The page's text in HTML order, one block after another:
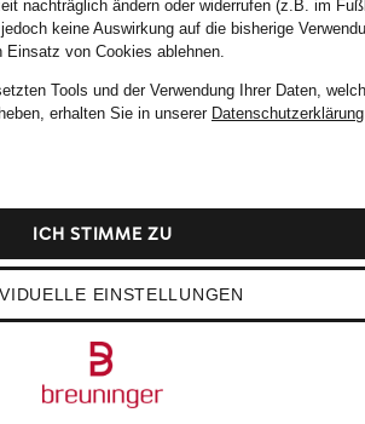
nachträglich ändern oder widerrufen (z.B. im
keine Auswirkung auf die bisherige
Einsatz von Cookies ablehnen.
Tools und der Verwendung Ihrer Daten,
erhalten Sie in unserer Datenschutzerklärung
EINSTELLUNGEN
ICH STIMME ZU